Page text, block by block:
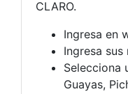
CLARO.
Ingresa en
Ingresa
Selecciona
Guayas,